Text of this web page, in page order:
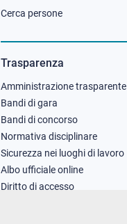
column
3
Cerca persone
Trasparenza
Amministrazione trasparente
Bandi di gara
Bandi di concorso
Normativa disciplinare
Sicurezza nei luoghi di lavoro
Albo ufficiale online
Diritto di accesso